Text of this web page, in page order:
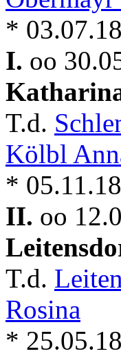
*
I. oo
T.d.
Kölbl
*
II. oo
T.d.
Rosina
*